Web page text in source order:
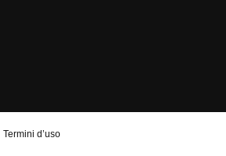
Termini d’uso